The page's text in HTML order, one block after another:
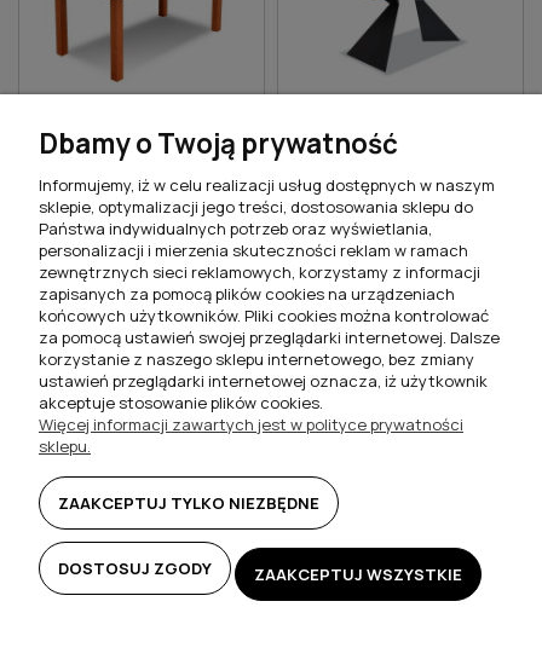
Stół rozkładany zaowal
160/200 S11 olcha ciemna
1 469,00 zł
DO KOSZYKA
Stół rozkładany loftowy
prostokątny 160/210 S12 METAL
dąb lakier
5 499,00 zł
DO KOSZYKA
Dbamy o Twoją prywatność
Informujemy, iż w celu realizacji usług dostępnych w naszym
sklepie, optymalizacji jego treści, dostosowania sklepu do
Państwa indywidualnych potrzeb oraz wyświetlania,
personalizacji i mierzenia skuteczności reklam w ramach
zewnętrznych sieci reklamowych, korzystamy z informacji
zapisanych za pomocą plików cookies na urządzeniach
końcowych użytkowników. Pliki cookies można kontrolować
za pomocą ustawień swojej przeglądarki internetowej. Dalsze
korzystanie z naszego sklepu internetowego, bez zmiany
ustawień przeglądarki internetowej oznacza, iż użytkownik
akceptuje stosowanie plików cookies.
Więcej informacji zawartych jest w polityce prywatności
sklepu.
ZAAKCEPTUJ TYLKO NIEZBĘDNE
DOSTOSUJ ZGODY ZAAKCEPTUJ WSZYSTKIE